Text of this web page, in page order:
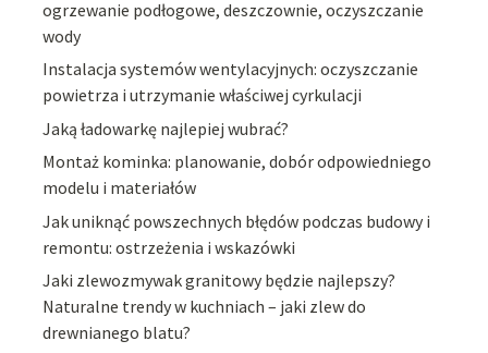
ogrzewanie podłogowe, deszczownie, oczyszczanie
wody
Instalacja systemów wentylacyjnych: oczyszczanie
powietrza i utrzymanie właściwej cyrkulacji
Jaką ładowarkę najlepiej wubrać?
Montaż kominka: planowanie, dobór odpowiedniego
modelu i materiałów
Jak uniknąć powszechnych błędów podczas budowy i
remontu: ostrzeżenia i wskazówki
Jaki zlewozmywak granitowy będzie najlepszy?
Naturalne trendy w kuchniach – jaki zlew do
drewnianego blatu?